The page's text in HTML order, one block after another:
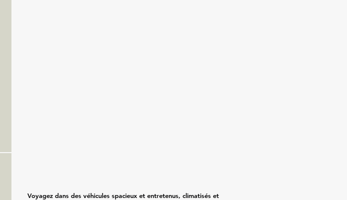
Voyagez dans des véhicules spacieux et entretenus, climatisés et